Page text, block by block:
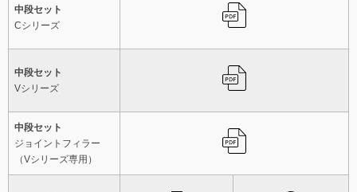
中段セット
Cシリーズ
中段セット
Vシリーズ
中段セット
ジョイントフィラー
（Vシリーズ専用）